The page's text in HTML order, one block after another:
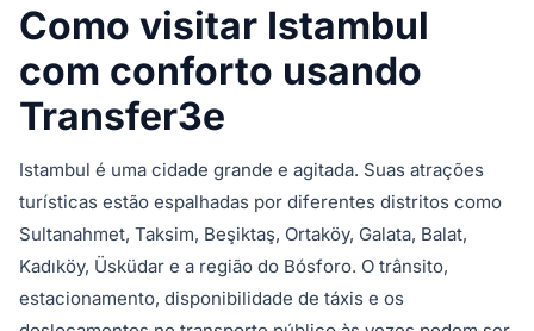
Como visitar Istambul
com conforto usando
Transfer3e
Istambul é uma cidade grande e agitada. Suas atrações
turísticas estão espalhadas por diferentes distritos como
Sultanahmet, Taksim, Beşiktaş, Ortaköy, Galata, Balat,
Kadıköy, Üsküdar e a região do Bósforo. O trânsito,
estacionamento, disponibilidade de táxis e os